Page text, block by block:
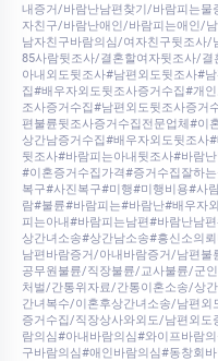
내증거/바람난남편찾기/바람피는
자친구/바람난애인/바람피는애인/
남자친구바람의심/여자친구뒷조사
85사람뒷조사/결혼할여자뒷조사/
아내외도뒷조사#남편외도뒷조사#
집#배우자외도뒷조사증거수집#개
조사증거수집#남편외도뒷조사증거
편불륜뒷조사증거수집전문업체#이
상간남증거수집#배우자외도뒷조사
뒷조사#바람피는아내뒷조사#바람
#이혼증거수집가격#증거수집잘하
복구#사진복구#미행#미행비용#사
람#불륜#바람피는#바람난#배우자
피는아내#바람피는남편#바람난남
상간녀소송#상간남소송#흥신소의
남편바람증거/아내바람증거/남편
공무원불륜/직장불륜/교사불륜/군
처벌/간통위자료/간통이혼소송/상
간녀복수/이혼후상간녀소송/남편
증거수집/직장상사와외도/남편외
람의심#아내바람의심#와이프바람
구바람의심#애인바람의심#동창회